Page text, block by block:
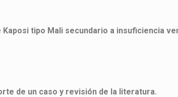
tipo Mali secundario a insuficiencia
de un caso y revisión de la literatura.